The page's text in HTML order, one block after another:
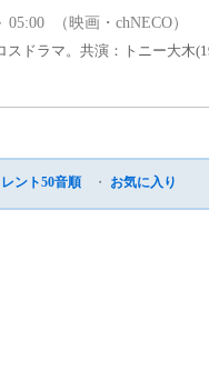
05:00 （映画・chNECO）
スドラマ。共演：トニー大木
ント50音順 ・ お気に入り